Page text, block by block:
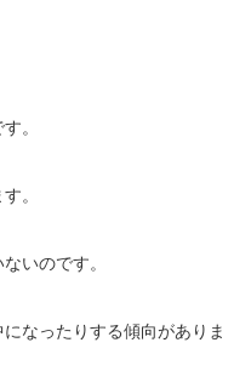
。
。
いのです。
なったりする傾向がありま